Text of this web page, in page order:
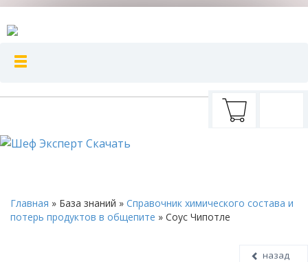
Главная » База знаний » Справочник химического состава и
потерь продуктов в общепите » Соус Чипотле
назад